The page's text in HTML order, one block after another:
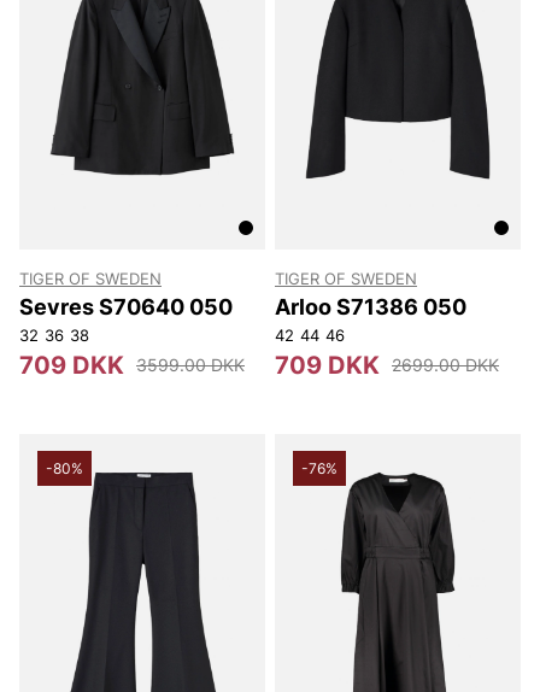
TIGER OF SWEDEN
Sevres S70640 050
32 36 38
709 DKK 3599.00 DKK
TIGER OF SWEDEN
Arloo S71386 050
42 44 46
709 DKK 2699.00 DKK
-80% -76%